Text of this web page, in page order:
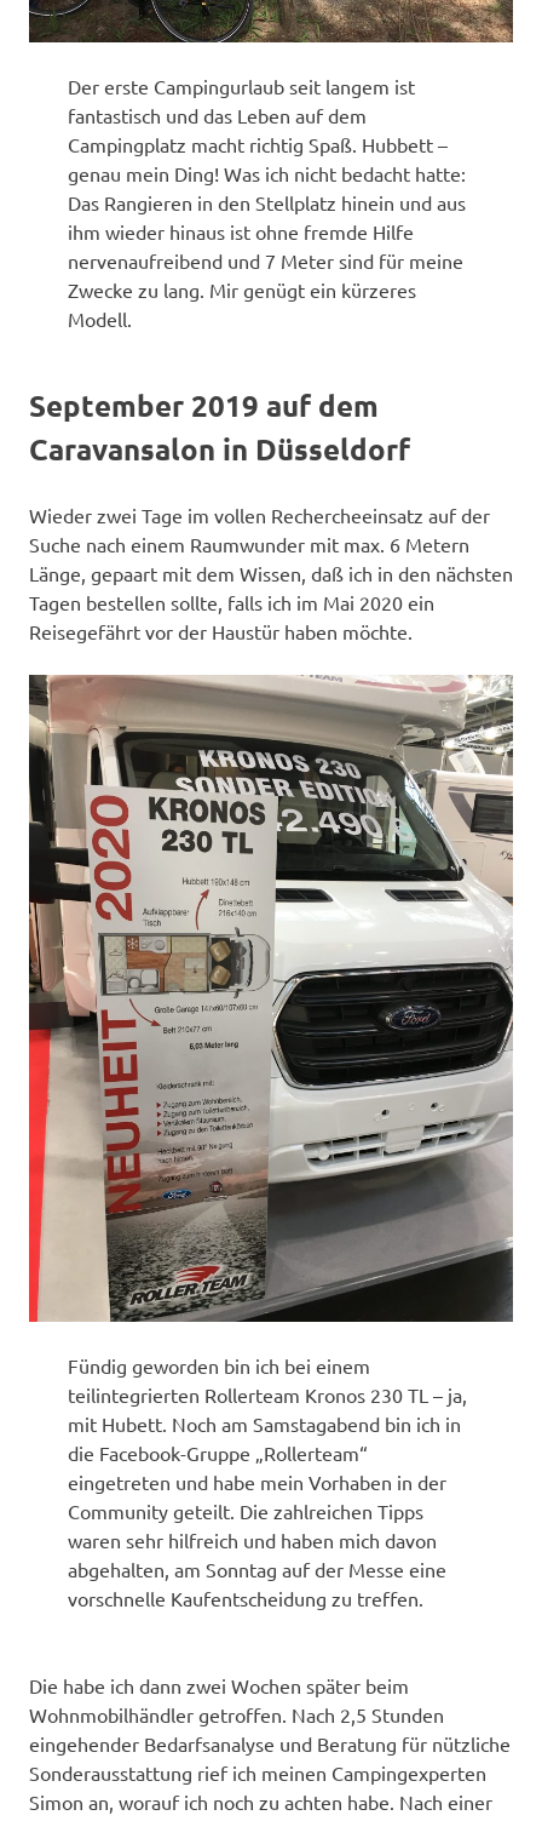
Der erste Campingurlaub seit langem ist
fantastisch und das Leben auf dem
Campingplatz macht richtig Spaß. Hubbett –
genau mein Ding! Was ich nicht bedacht hatte:
Das Rangieren in den Stellplatz hinein und aus
ihm wieder hinaus ist ohne fremde Hilfe
nervenaufreibend und 7 Meter sind für meine
Zwecke zu lang. Mir genügt ein kürzeres
Modell.
September 2019 auf dem
Caravansalon in Düsseldorf
Wieder zwei Tage im vollen Rechercheeinsatz auf der
Suche nach einem Raumwunder mit max. 6 Metern
Länge, gepaart mit dem Wissen, daß ich in den nächsten
Tagen bestellen sollte, falls ich im Mai 2020 ein
Reisegefährt vor der Haustür haben möchte.
Fündig geworden bin ich bei einem
teilintegrierten Rollerteam Kronos 230 TL – ja,
mit Hubett. Noch am Samstagabend bin ich in
die Facebook-Gruppe „Rollerteam“
eingetreten und habe mein Vorhaben in der
Community geteilt. Die zahlreichen Tipps
waren sehr hilfreich und haben mich davon
abgehalten, am Sonntag auf der Messe eine
vorschnelle Kaufentscheidung zu treffen.
Die habe ich dann zwei Wochen später beim
Wohnmobilhändler getroffen. Nach 2,5 Stunden
eingehender Bedarfsanalyse und Beratung für nützliche
Sonderausstattung rief ich meinen Campingexperten
Simon an, worauf ich noch zu achten habe. Nach einer